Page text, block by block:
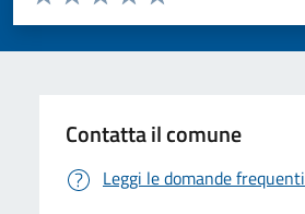
Valuta 5 stelle su 5
Valuta 4 stelle su 5
Valuta 3 stelle su 5
Valuta 2 stelle su 5
Valuta 1 stelle su 5
Contatta il comune
Leggi le domande frequenti